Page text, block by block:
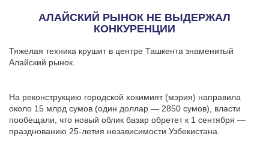
АЛАЙСКИЙ РЫНОК НЕ ВЫДЕРЖАЛ
КОНКУРЕНЦИИ
Тяжелая техника крушит в центре Ташкента знаменитый
Алайский рынок.
На реконструкцию городской хокимият (мэрия) направила
около 15 млрд сумов (один доллар — 2850 сумов), власти
пообещали, что новый облик базар обретет к 1 сентября —
празднованию 25-летия независимости Узбекистана.